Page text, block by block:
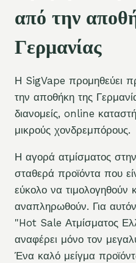
από την
Γερμανίας
Η SigVape προμηθεύει
την αποθήκη της
διανομείς, online
μικρούς χονδρεμπόρους.
Η αγορά ατμίσματος
σταθερά προϊόντα που
εύκολο να τιμολογηθούν
αναπληρωθούν. Για
"Hot Sale Ατμίσματος
αναφέρει μόνο τον
Ένα καλό μείγμα